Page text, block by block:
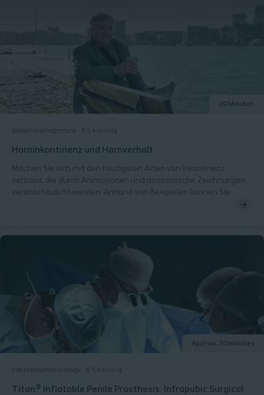
Blasenmanagement E-Learning
20 Minuten
Harninkontinenz und Harnverhalt
Machen Sie sich mit den häufigsten Arten von Inkontinenz
vertraut, die durch Animationen und anatomische Zeichnungen
veranschaulicht werden. Anhand von Beispielen können Sie
üben, verschiedene Patientenfälle der richtigen Diagnose/dem
Interventional Urology E-Learning
Approx. 30 minutes
Titan® Inflatable Penile Prosthesis: Infrapubic Surgical